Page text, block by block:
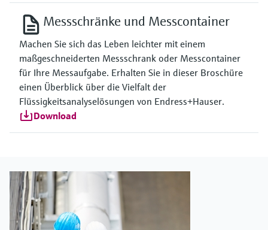
Messschränke und Messcontainer
Machen Sie sich das Leben leichter mit einem
maßgeschneiderten Messschrank oder Messcontainer
für Ihre Messaufgabe. Erhalten Sie in dieser Broschüre
einen Überblick über die Vielfalt der
Flüssigkeitsanalyselösungen von Endress+Hauser.
Download